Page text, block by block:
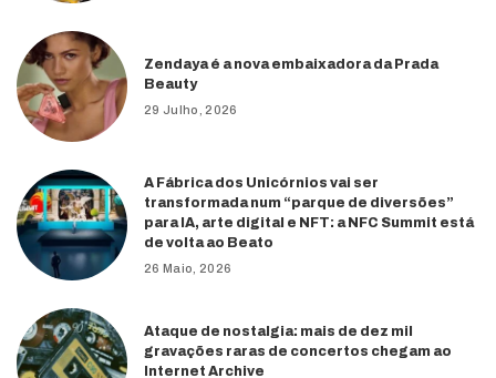
Zendaya é a nova embaixadora da Prada
Beauty
29 Julho, 2026
A Fábrica dos Unicórnios vai ser
transformada num “parque de diversões”
para IA, arte digital e NFT: a NFC Summit está
de volta ao Beato
26 Maio, 2026
Ataque de nostalgia: mais de dez mil
gravações raras de concertos chegam ao
Internet Archive